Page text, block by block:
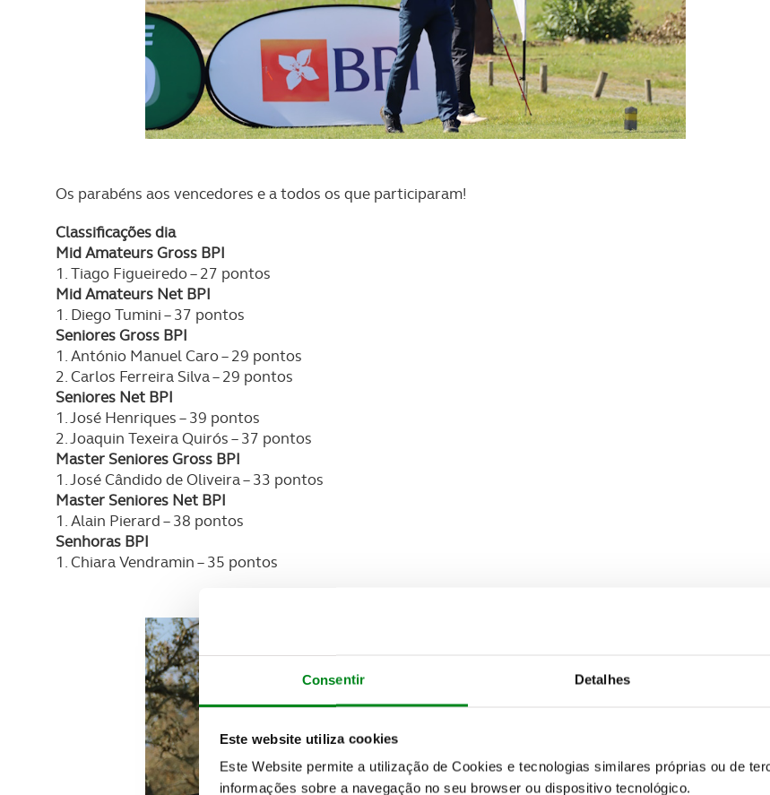
Consentir Detalhes
Este website utiliza cookies
Este Website permite a utilização de Cookies e tecnologias similares próprias ou de
informações sobre a navegação no seu browser ou dispositivo tecnológico.
Os parabéns aos vencedores e a todos os que participaram!
Classificações dia
Mid Amateurs Gross BPI
1. Tiago Figueiredo – 27 pontos
Mid Amateurs Net BPI
1. Diego Tumini – 37 pontos
Seniores Gross BPI
1. António Manuel Caro – 29 pontos
2. Carlos Ferreira Silva – 29 pontos
Seniores Net BPI
1. José Henriques – 39 pontos
2. Joaquin Texeira Quirós – 37 pontos
Master Seniores Gross BPI
1. José Cândido de Oliveira – 33 pontos
Master Seniores Net BPI
1. Alain Pierard – 38 pontos
Senhoras BPI
1. Chiara Vendramin – 35 pontos